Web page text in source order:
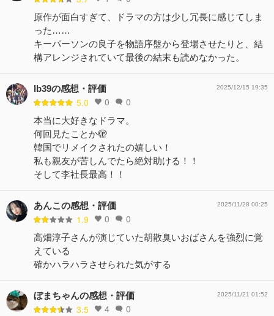
原作が面白すぎて、ドラマの方は少し冗長に感じてしま
った……
キーパーソンの良子を物語序盤から登場させたりと、結
構アレンジされていて最後の結末も読めなかった。
lb39の感想・評価
5.0 0 0
2025/12/15 19:35
本当に大好きなドラマ。
何回見たことか🫣
韓国でリメイクされたの嬉しい！
私も親友が苦しんでたら絶対助ける！！
そして李社長最高！！
あんこの感想・評価
1.9 0 0
2025/11/28 00:25
高畑淳子さんが演じていた胡散臭いおばさんを強烈に覚
えている
確かハラハラさせられた気がする
ぼまちゃんの感想・評価
3.5 4 0
2025/11/21 01:52